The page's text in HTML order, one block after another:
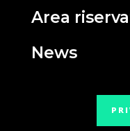
Area
News